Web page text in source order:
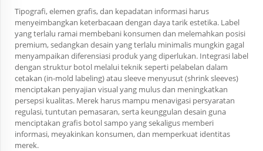
Tipografi, elemen grafis, dan kepadatan informasi harus
menyeimbangkan keterbacaan dengan daya tarik estetika. Label
yang terlalu ramai membebani konsumen dan melemahkan posisi
premium, sedangkan desain yang terlalu minimalis mungkin gagal
menyampaikan diferensiasi produk yang diperlukan. Integrasi label
dengan struktur botol melalui teknik seperti pelabelan dalam
cetakan (in-mold labeling) atau sleeve menyusut (shrink sleeves)
menciptakan penyajian visual yang mulus dan meningkatkan
persepsi kualitas. Merek harus mampu menavigasi persyaratan
regulasi, tuntutan pemasaran, serta keunggulan desain guna
menciptakan grafis botol sampo yang sekaligus memberi
informasi, meyakinkan konsumen, dan memperkuat identitas
merek.